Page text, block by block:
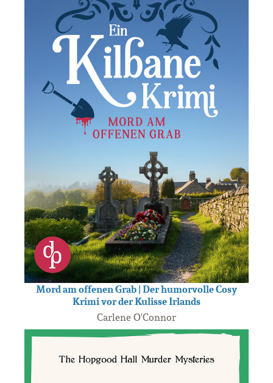
Mord am offenen Grab | Der humorvolle Cosy
Krimi vor der Kulisse Irlands
Carlene O'Connor